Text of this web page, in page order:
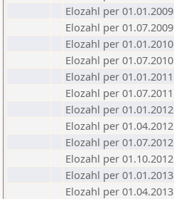
Elozahl per 01.01.2009
Elozahl per 01.07.2009
Elozahl per 01.01.2010
Elozahl per 01.07.2010
Elozahl per 01.01.2011
Elozahl per 01.07.2011
Elozahl per 01.01.2012
Elozahl per 01.04.2012
Elozahl per 01.07.2012
Elozahl per 01.10.2012
Elozahl per 01.01.2013
Elozahl per 01.04.2013